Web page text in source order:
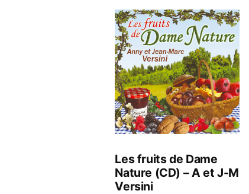
Les fruits de Dame
Nature (CD) – A et J-M
Versini